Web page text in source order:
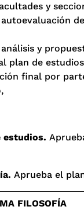
y
y
plan de
final por
estudios.
Aprueba el
FILOSOFÍA